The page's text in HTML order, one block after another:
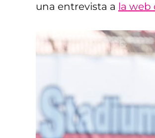
una entrevista a la web